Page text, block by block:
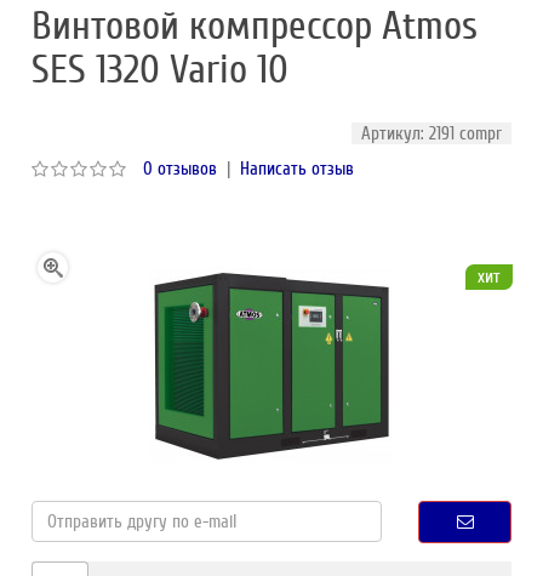
Винтовой компрессор Atmos
SES 1320 Vario 10
Артикул: 2191 compr
0 отзывов | Написать отзыв
хит